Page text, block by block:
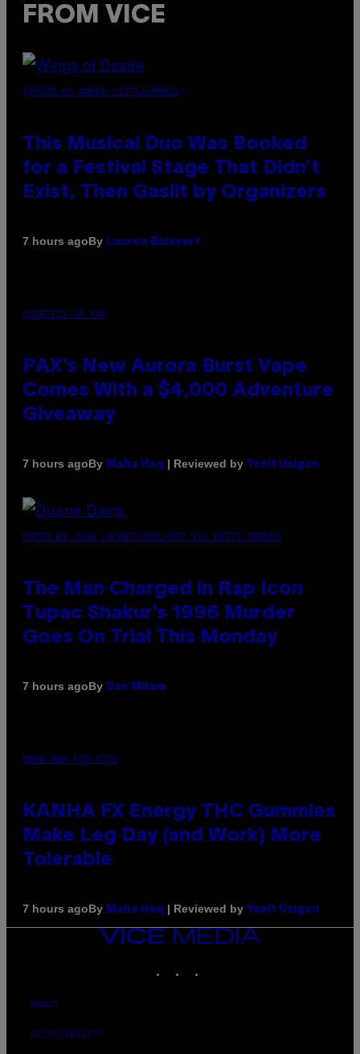
FROM VICE
(PHOTO BY AMBER LITTLE/PRESS)
This Musical Duo Was Booked
for a Festival Stage That Didn’t
Exist, Then Gaslit by Organizers
7 hours agoBy Lauren Boisvert
COURTESY OF PAX
PAX’s New Aurora Burst Vape
Comes With a $4,000 Adventure
Giveaway
7 hours agoBy Maha Haq | Reviewed by Ysolt Usigan
PHOTO BY JOHN LOCHER/POOL/AFP VIA GETTY IMAGES
The Man Charged in Rap Icon
Tupac Shakur’s 1996 Murder
Goes On Trial This Monday
7 hours agoBy Dan Milam
MAHA HAQ FOR VICE
KANHA FX Energy THC Gummies
Make Leg Day (and Work) More
Tolerable
7 hours agoBy Maha Haq | Reviewed by Ysolt Usigan
VICE
MEDIA
ABOUT
ACCESSIBILITY